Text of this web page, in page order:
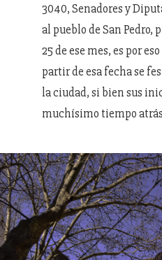
3040, Senadores y
al pueblo de San Pedro,
25 de ese mes, es por
partir de esa fecha se
la ciudad, si bien sus
muchísimo tiempo